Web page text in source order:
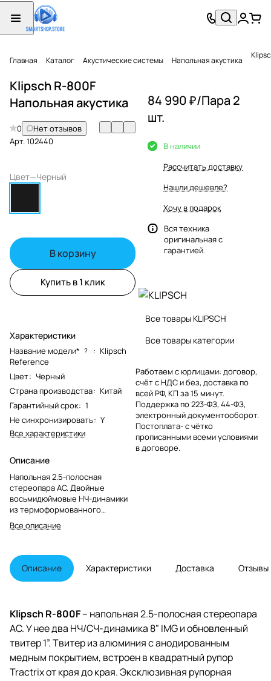
Главная Каталог Акустические системы Напольная акустика
Klipsch R-800F
Напольная акустика
0
Нет отзывов
Арт.102440
Цвет—Черный
В корзину
Купить в 1 клик
Характеристики
Название модели* ? : Klipsch
Reference
Цвет: Черный
Страна производства: Китай
Гарантийный срок: 1
Не синхронизировать: Y
Все характеристики
Описание
Напольная 2.5-полосная
стереопара АС. Двойные
восьмидюймовые НЧ-динамики
из термоформованного
кристаллического полимера
Spun Copper, алюминиевый
Tractrix 90x90 градусов.
Улучшенный кроссовер, корпус
из МДФ. Фазоинвертор на
Все описание
84 990 ₽/Пара 2
шт.
В наличии
Рассчитать доставку
Нашли дешевле?
Хочу в подарок
Вся техника
оригинальная с
гарантией.
Все товары KLIPSCH
Все товары категории
Работаем с юрлицами: договор,
счёт с НДС и без, доставка по
всей РФ, КП за 15 минут.
Поддержка по 223-ФЗ, 44-ФЗ,
электронный документооборот.
Постоплата- с чётко
прописанными всеми условиями
в договоре.
Описание Характеристики Доставка Отзывы
Klipsch R-800F– напольная 2.5-полосная стереопара
АС. У нее два НЧ/СЧ-динамика 8" IMG и обновленный
твитер 1”. Твитер из алюминия с анодированным
медным покрытием, встроен в квадратный рупор
Tractrix от края до края. Эксклюзивная рупорная